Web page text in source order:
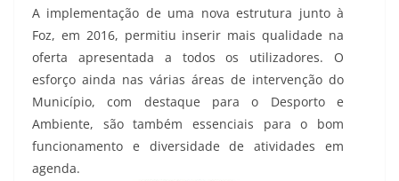
A implementação de uma nova estrutura junto à
Foz, em 2016, permitiu inserir mais qualidade na
oferta apresentada a todos os utilizadores. O
esforço ainda nas várias áreas de intervenção do
Município, com destaque para o Desporto e
Ambiente, são também essenciais para o bom
funcionamento e diversidade de atividades em
agenda.